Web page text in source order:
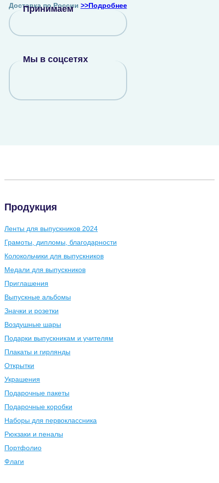
Доставка по России >>Подробнее
Принимаем
Мы в соцсетях
Продукция
Ленты для выпускников 2024
Грамоты, дипломы, благодарности
Колокольчики для выпускников
Медали для выпускников
Приглашения
Выпускные альбомы
Значки и розетки
Воздушные шары
Подарки выпускникам и учителям
Плакаты и гирлянды
Открытки
Украшения
Подарочные пакеты
Подарочные коробки
Наборы для первоклассника
Рюкзаки и пеналы
Портфолио
Флаги